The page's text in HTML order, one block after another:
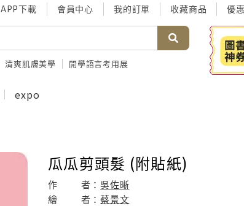
APP下載 會員中心 我的訂單 收藏商品 優
清爽肌膚美學 開學語言考用展
expo
瓜瓜剪頭髮 (附貼紙)
作 者：吳佐晰
繪
者：蔡景文